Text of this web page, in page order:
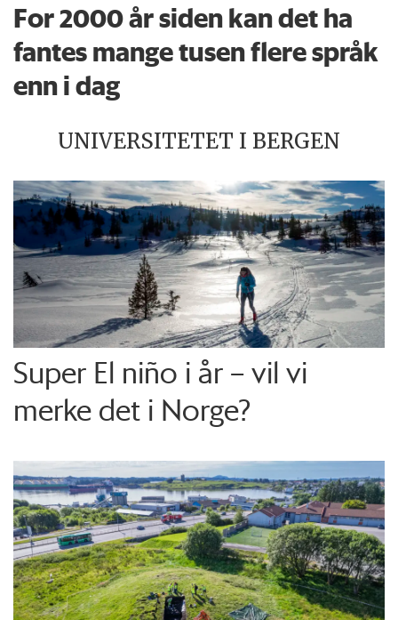
For 2000 år siden kan det ha
fantes mange tusen flere språk
enn i dag
UNIVERSITETET I BERGEN
Super El niño i år – vil vi
merke det i Norge?